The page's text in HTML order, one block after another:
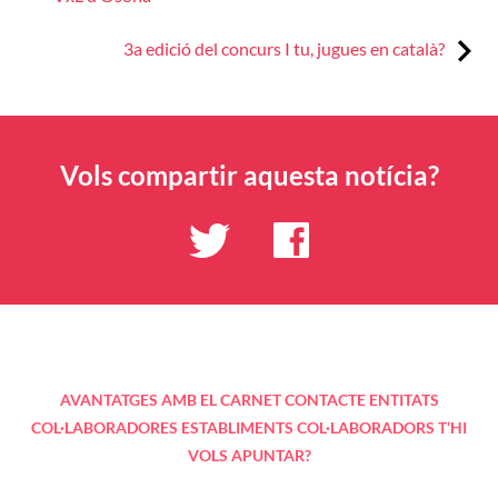
Next:
3a edició del concurs I tu, jugues en català?
Vols compartir aquesta notícia?
AVANTATGES AMB EL CARNET CONTACTE ENTITATS
COL·LABORADORES ESTABLIMENTS COL·LABORADORS T’HI
VOLS APUNTAR?